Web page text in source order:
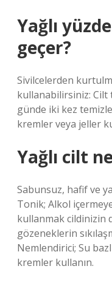
Yağlı
geçer?
Sivilcelerden
kullanabilirsiniz: Cilt
günde iki kez
kremler veya jeller
Yağlı cilt
Sabunsuz, hafif ve
Tonik; Alkol
kullanmak cildinizin
gözeneklerin
Nemlendirici; Su
kremler kullanın.